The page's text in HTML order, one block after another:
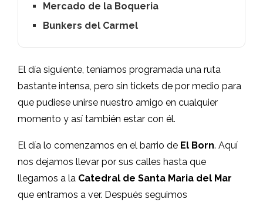
Mercado de la Boqueria
Bunkers del Carmel
El día siguiente, teníamos programada una ruta
bastante intensa, pero sin tickets de por medio para
que pudiese unirse nuestro amigo en cualquier
momento y así también estar con él.
El día lo comenzamos en el barrio de El Born. Aquí
nos dejamos llevar por sus calles hasta que
llegamos a la Catedral de Santa Maria del Mar
que entramos a ver. Después seguimos